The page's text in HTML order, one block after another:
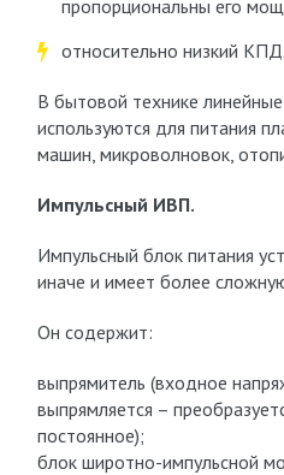
пропорциональны его
относительно низкий КПД.
В бытовой технике
используются для питания
машин, микроволновок,
Импульсный ИВП.
Импульсный блок питания
иначе и имеет более
Он содержит:
выпрямитель (входное
выпрямляется –
постоянное);
блок широтно-импульсной